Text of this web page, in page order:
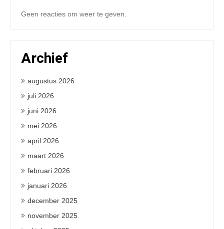
Geen reacties om weer te geven.
Archief
augustus 2026
juli 2026
juni 2026
mei 2026
april 2026
maart 2026
februari 2026
januari 2026
december 2025
november 2025